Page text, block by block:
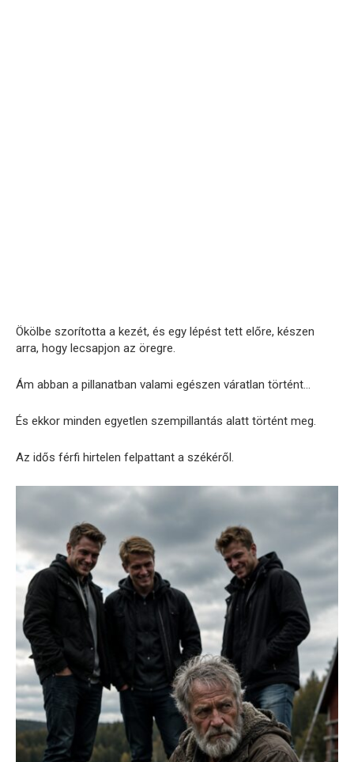
Ökölbe szorította a kezét, és egy lépést tett előre, készen
arra, hogy lecsapjon az öregre.
Ám abban a pillanatban valami egészen váratlan történt…
És ekkor minden egyetlen szempillantás alatt történt meg.
Az idős férfi hirtelen felpattant a székéről.